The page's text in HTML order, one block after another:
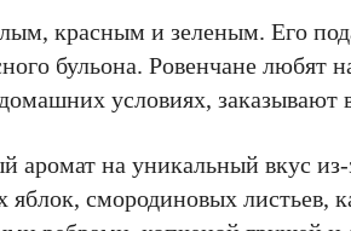
красным и зеленым. Его
бульона. Ровенчане
условиях,
аромат на уникальный вкус
яблок, смородиновых листьев,